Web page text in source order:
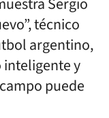
técnico
argentino,
inteligente y
puede